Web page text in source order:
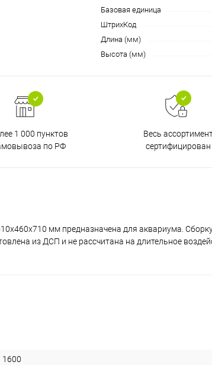
Базовая единица
ШтрихКод
Длина (мм)
Высота (мм)
1 000 пунктов
по РФ
Весь
сертифицирован
мм предназначена для аквариума.
из ДСП и не рассчитана на длительное
1600